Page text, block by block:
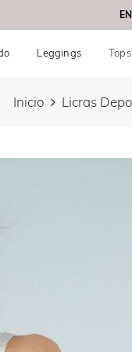
Leggings Tops
Inicio Licras